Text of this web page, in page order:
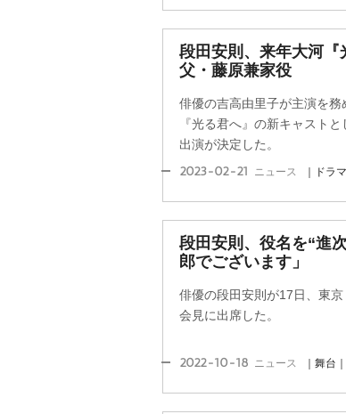
段田安則、来年大河
父・藤原兼家役
俳優の吉高由里子が主演を
『光る君へ』の新キャスト
出演が決定した。
2023-02-21 ニュース ｜ドラマ
段田安則、役名を“進
郎でございます」
俳優の段田安則が17日、東
会見に出席した。
2022-10-18 ニュース ｜舞台｜